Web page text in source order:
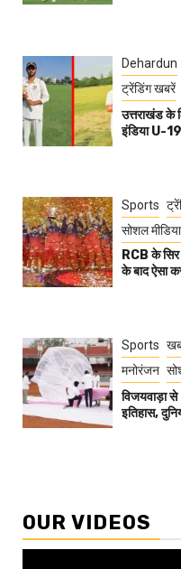
Dehardun
ट्रेंडिंग खबरें
उत्तराखंड के
इंडिया U-
Sports
सोशल
RCB के
के बाद ऐसा
Sports
मनोरंजन
विजयवाड़ा
इतिहास,
OUR VIDEOS